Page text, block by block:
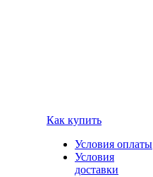
Как купить
Условия оплаты
Условия
доставки